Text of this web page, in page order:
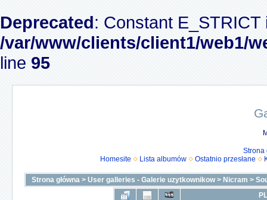
Deprecated: Constant
/var/www/clients/client1/web1/
line 95
Strona
Homesite
Lista albumów Ostatnio przesłane
Strona główna > User galleries - Galerie uzytkownikow> Nicram >